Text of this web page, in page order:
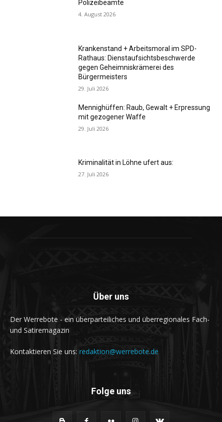
Polizeibeamte
4. August 2026
Krankenstand + Arbeitsmoral im SPD-
Rathaus: Dienstaufsichtsbeschwerde
gegen Geheimniskrämerei des
Bürgermeisters
29. Juli 2026
Mennighüffen: Raub, Gewalt + Erpressung
mit gezogener Waffe
29. Juli 2026
Kriminalität in Löhne ufert aus:
27. Juli 2026
Über uns
Der Werrebote - ein überparteiliches und überregionales Fach-
und Satiremagazin
Kontaktieren Sie uns: redaktion@werrebote.de
Folge uns